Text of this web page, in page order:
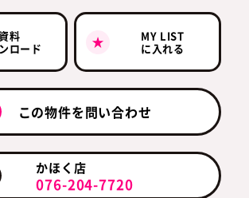
料
ロード
MY LIST
に入れる
この物件を問い合わせ
かほく店
076-204-7720